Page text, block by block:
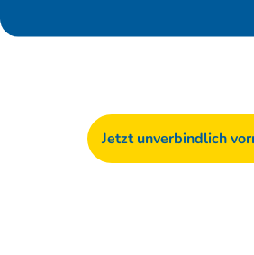
Jetzt unverbindlich